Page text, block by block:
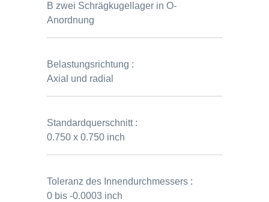
B zwei Schrägkugellager in O-
Anordnung
Belastungsrichtung :
Axial und radial
Standardquerschnitt :
0.750 x 0.750 inch
Toleranz des Innendurchmessers :
0 bis -0.0003 inch